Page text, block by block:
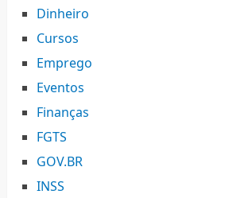
Dinheiro
Cursos
Emprego
Eventos
Finanças
FGTS
GOV.BR
INSS